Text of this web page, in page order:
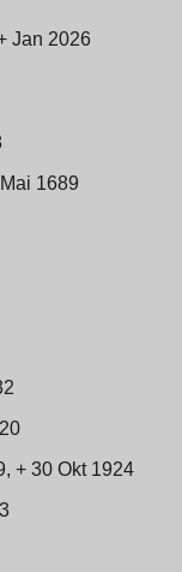
Jan 2026
1689
+ 30 Okt 1924